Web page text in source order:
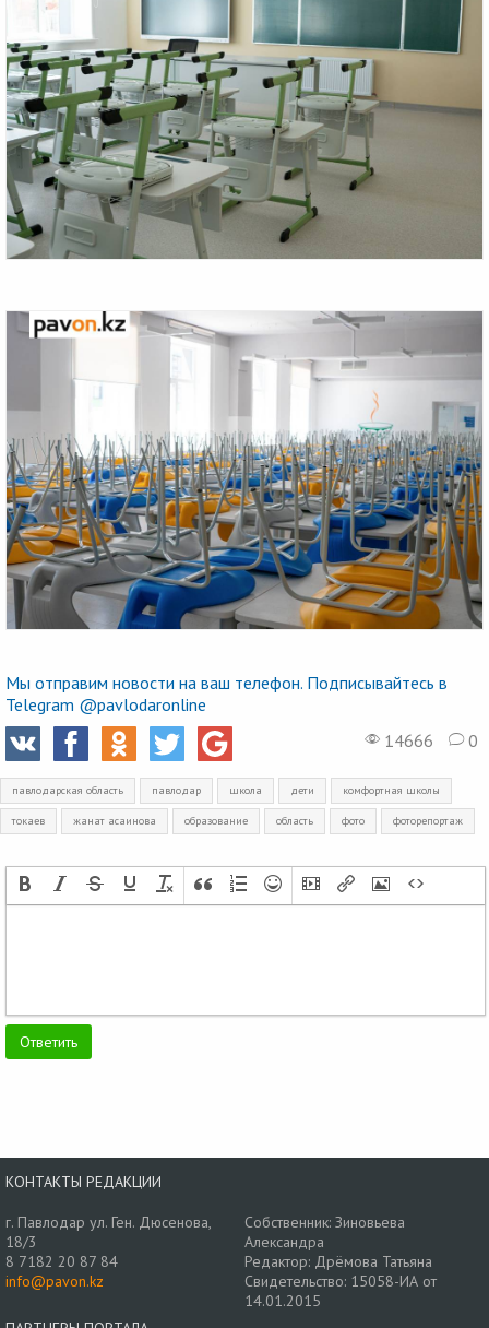
Мы отправим новости на ваш телефон. Подписывайтесь в
Telegram @pavlodaronline
14666
0
павлодарская область павлодар школа дети комфортная школы
токаев жанат асаинова образование область фото фоторепортаж
КОНТАКТЫ РЕДАКЦИИ
г. Павлодар ул. Ген. Дюсенова,
18/3
8 7182 20 87 84
info@pavon.kz
Собственник: Зиновьева
Александра
Редактор: Дрёмова Татьяна
Свидетельство: 15058-ИА от
14.01.2015